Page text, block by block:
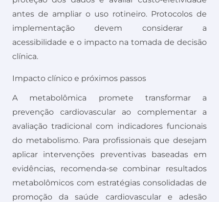
antes de ampliar o uso rotineiro. Protocolos de
implementação devem considerar a
acessibilidade e o impacto na tomada de decisão
clínica.
Impacto clínico e próximos passos
A metabolômica promete transformar a
prevenção cardiovascular ao complementar a
avaliação tradicional com indicadores funcionais
do metabolismo. Para profissionais que desejam
aplicar intervenções preventivas baseadas em
evidências, recomenda-se combinar resultados
metabolômicos com estratégias consolidadas de
promoção da saúde cardiovascular e adesão